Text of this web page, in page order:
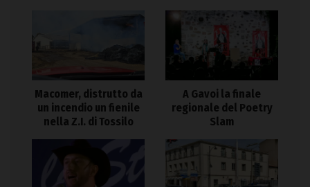
Macomer, distrutto da
un incendio un fienile
nella Z.I. di Tossilo
A Gavoi la finale
regionale del Poetry
Slam